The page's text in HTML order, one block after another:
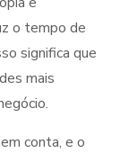
o tempo de
significa que
mais
conta, e o